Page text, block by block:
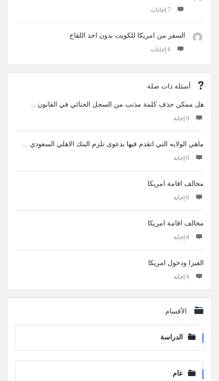
‫7 إجابات
السفر من امريكا للكويت بدون اخذ اللقاح
‫6 إجابات
أسئلة ذات صلة
هل ممكن حذف كلمة مذنب من السجل الجنائي في القانون ...
‫0 إجابة
ماهي الولايه التي اتقدم فيها بدعوى تلزم البنك الاهلي السعودي ...
‫0 إجابة
مخالف اقامة امريكا
‫0 إجابة
مخالف اقامة امريكا
‫0 إجابة
الفيزا ودخول امريكا
‫0 إجابة
الأقسام
الدراسة
عام